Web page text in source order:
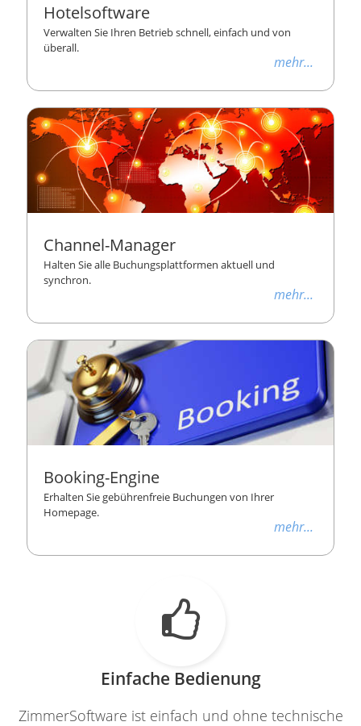
Hotelsoftware
Verwalten Sie Ihren Betrieb schnell, einfach und von
überall.
mehr...
Channel-Manager
Halten Sie alle Buchungsplattformen aktuell und
synchron.
mehr...
Booking-Engine
Erhalten Sie gebührenfreie Buchungen von Ihrer
Homepage.
mehr...

Einfache Bedienung
ZimmerSoftware ist einfach und ohne technische